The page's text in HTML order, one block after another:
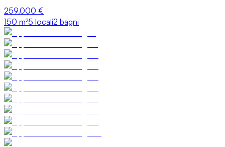
259.000 €
150 m²5 locali2 bagni